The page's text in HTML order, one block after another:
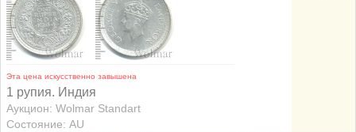
Эта цена искусственно завышена
1 рупия. Индия
Аукцион: Wolmar Standart
Состояние: AU